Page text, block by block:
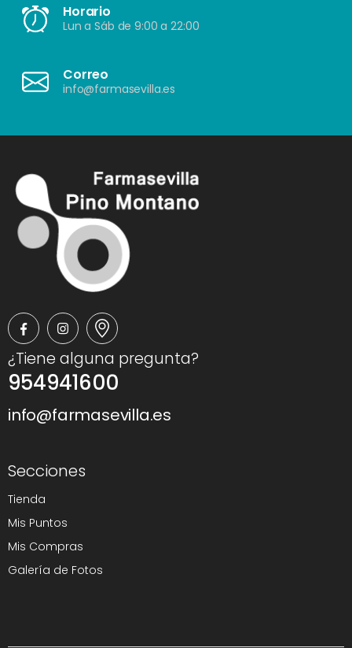
Horario
Lun a Sáb de 9:00 a 22:00
Correo
info@farmasevilla.es
¿Tiene alguna pregunta?
954941600
info@farmasevilla.es
Secciones
Tienda
Mis Puntos
Mis Compras
Galería de Fotos